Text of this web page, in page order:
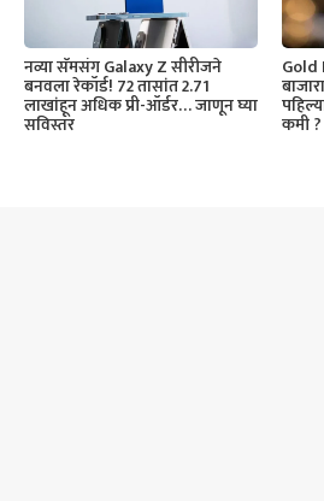
नव्या सॅमसंग Galaxy Z सीरीजने
बनवला रेकॉर्ड! 72 तासांत 2.71
लाखांहून अधिक प्री-ऑर्डर… जाणून घ्या
सविस्तर
Gold
कमी ?